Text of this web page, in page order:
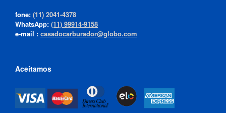
fone: (11) 2041-4378
WhatsApp: (11) 99914-9158
e-mail : casadocarburador@globo.com
Aceitamos